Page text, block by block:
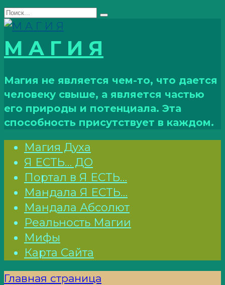
Перейти
к
контенту
Search
for:
М A Г И Я
Магия не является чем-то, что дается
человеку свыше, а является частью
его природы и потенциала. Эта
способность присутствует в каждом.
Магия Духа
Я ЕСТЬ… ДО
Портал в Я ЕСТЬ…
Мандала Я ЕСТЬ…
Мандала Абсолют
Реальность Магии
Мифы
Карта Сайта
Главная страница